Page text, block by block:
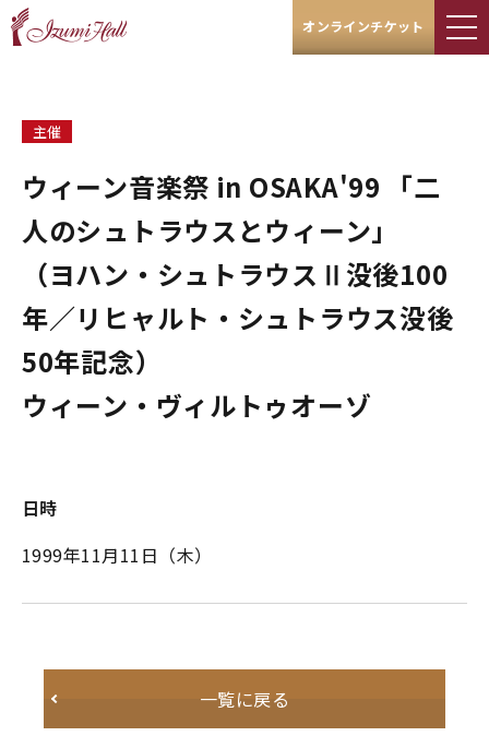
オンラインチケット
主催
ウィーン音楽祭 in OSAKA'99 「二
人のシュトラウスとウィーン」
（ヨハン・シュトラウスⅡ没後100
年／リヒャルト・シュトラウス没後
50年記念）
ウィーン・ヴィルトゥオーゾ
日時
1999年11月11日（木）
一覧に戻る